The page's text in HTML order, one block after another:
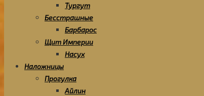
Тургут
Бесстрашные
Барбарос
Щит Империи
Насух
Наложницы
Прогулка
Айлин